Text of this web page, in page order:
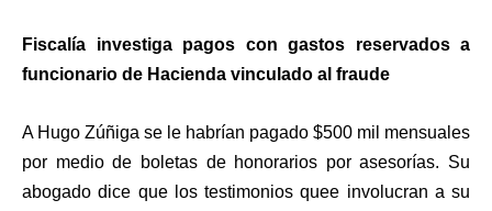
Fiscalía investiga pagos con gastos reservados a
funcionario de Hacienda vinculado al fraude
A Hugo Zúñiga se le habrían pagado $500 mil mensuales
por medio de boletas de honorarios por asesorías. Su
abogado dice que los testimonios quee involucran a su